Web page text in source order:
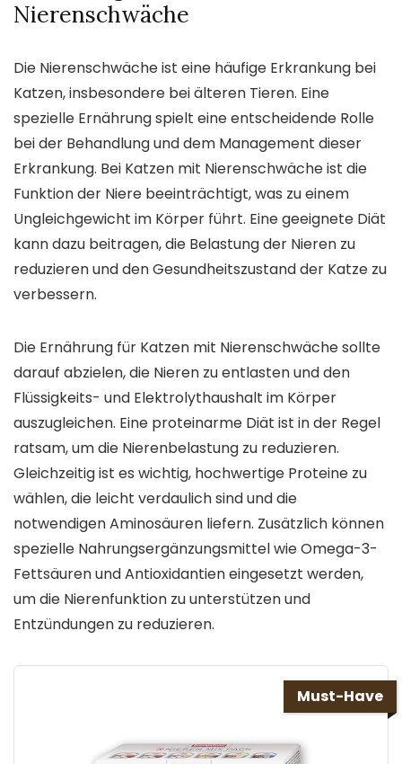
Nierenschwäche
Die Nierenschwäche ist eine häufige Erkrankung bei
Katzen, insbesondere bei älteren Tieren. Eine
spezielle Ernährung spielt eine entscheidende Rolle
bei der Behandlung und dem Management dieser
Erkrankung. Bei Katzen mit Nierenschwäche ist die
Funktion der Niere beeinträchtigt, was zu einem
Ungleichgewicht im Körper führt. Eine geeignete Diät
kann dazu beitragen, die Belastung der Nieren zu
reduzieren und den Gesundheitszustand der Katze zu
verbessern.
Die Ernährung für Katzen mit Nierenschwäche sollte
darauf abzielen, die Nieren zu entlasten und den
Flüssigkeits- und Elektrolythaushalt im Körper
auszugleichen. Eine proteinarme Diät ist in der Regel
ratsam, um die Nierenbelastung zu reduzieren.
Gleichzeitig ist es wichtig, hochwertige Proteine zu
wählen, die leicht verdaulich sind und die
notwendigen Aminosäuren liefern. Zusätzlich können
spezielle Nahrungsergänzungsmittel wie Omega-3-
Fettsäuren und Antioxidantien eingesetzt werden,
um die Nierenfunktion zu unterstützen und
Entzündungen zu reduzieren.
Must-Have